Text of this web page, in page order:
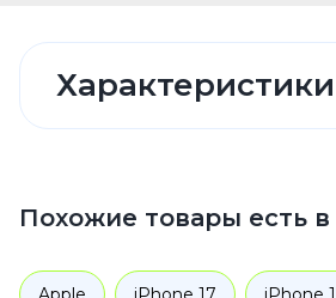
Характеристики
Похожие товары есть в